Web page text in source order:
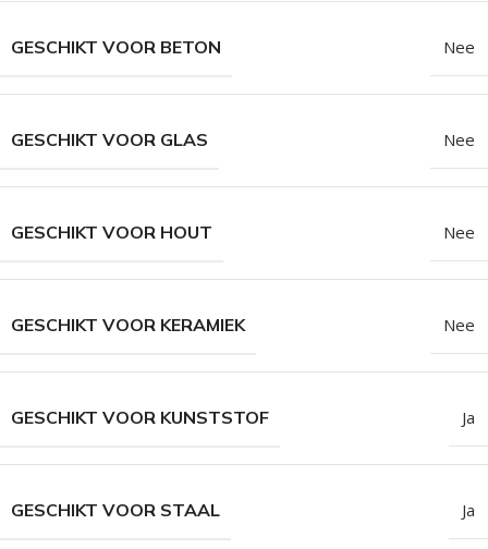
GESCHIKT VOOR BETON Nee
GESCHIKT VOOR GLAS Nee
GESCHIKT VOOR HOUT Nee
GESCHIKT VOOR KERAMIEK Nee
GESCHIKT VOOR KUNSTSTOF Ja
GESCHIKT VOOR STAAL Ja